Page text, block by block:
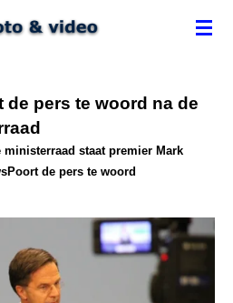
de pers te woord na de
ministerraad staat premier Mark
de pers te woord